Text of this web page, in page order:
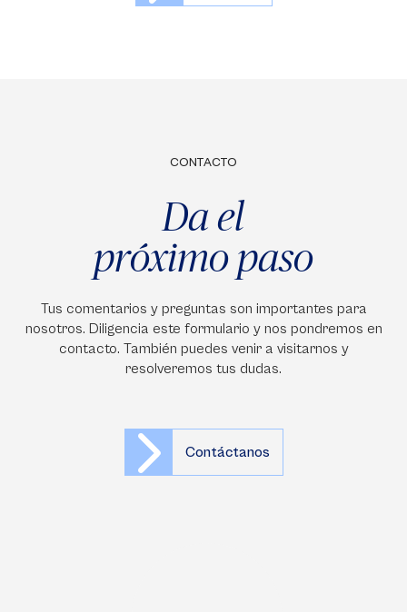
CONTACTO
Da el
próximo paso
Tus comentarios y preguntas son importantes para
nosotros. Diligencia este formulario y nos pondremos en
contacto. También puedes venir a visitarnos y
resolveremos tus dudas.
Contáctanos